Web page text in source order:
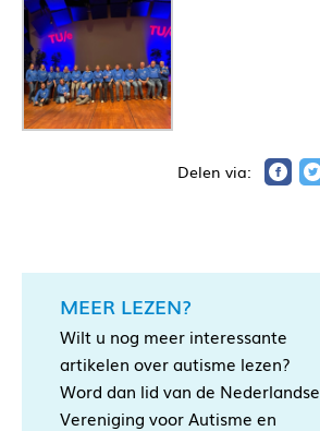
MEER LEZEN?
Wilt u nog meer interessante
artikelen over autisme lezen?
Word dan lid van de Nederlandse
Vereniging voor Autisme en